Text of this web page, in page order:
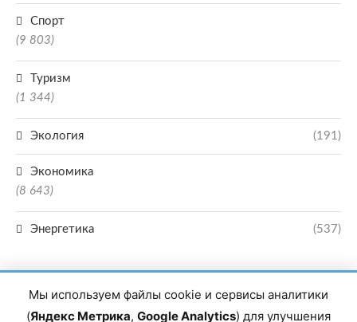
Спорт
(9 803)
Туризм
(1 344)
Экология (191)
Экономика
(8 643)
Энергетика (537)
Мы используем файлы cookie и сервисы аналитики
(Яндекс Метрика, Google Analytics) для улучшения